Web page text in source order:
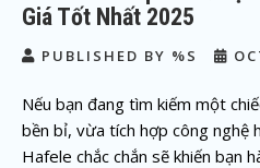
Giá Tốt Nhất 2025
PUBLISHED BY %S
Nếu bạn đang tìm kiếm một
bền bỉ, vừa tích hợp công nghệ
Hafele chắc chắn sẽ khiến bạn